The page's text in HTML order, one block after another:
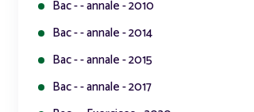
Bac - - annale - 2010
Bac - - annale - 2014
Bac - - annale - 2015
Bac - - annale - 2017